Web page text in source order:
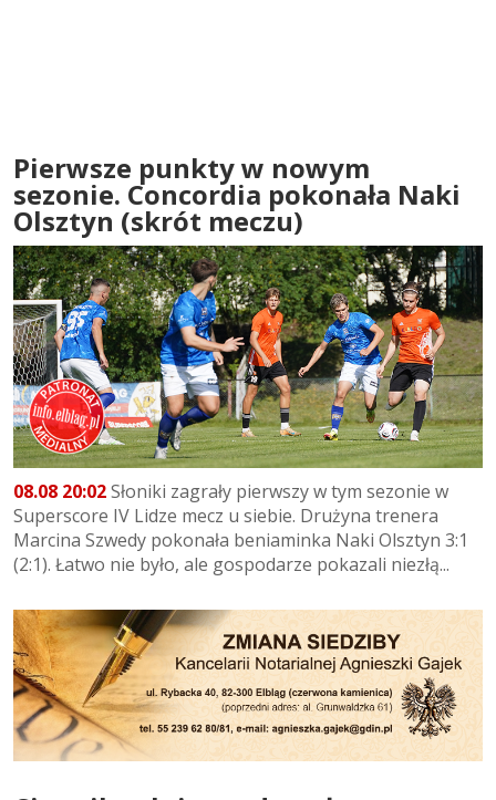
Pierwsze punkty w nowym
sezonie. Concordia pokonała Naki
Olsztyn (skrót meczu)
08.08 20:02Słoniki zagrały pierwszy w tym sezonie w
Superscore IV Lidze mecz u siebie. Drużyna trenera
Marcina Szwedy pokonała beniaminka Naki Olsztyn 3:1
(2:1). Łatwo nie było, ale gospodarze pokazali niezłą...